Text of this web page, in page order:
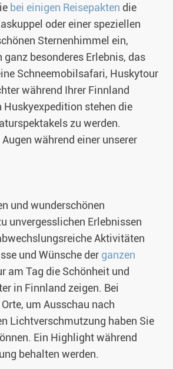
bei einigen Reisepakten die
oder einer speziellen
Sternenhimmel ein,
besonderes Erlebnis, das
Schneemobilsafari, Huskytour
während Ihrer Finnland
Huskyexpedition stehen die
zu werden.
während einer unserer
und wunderschönen
unvergesslichen Erlebnissen
Aktivitäten
und Wünsche der ganzen
am Tag die Schönheit und
in Finnland zeigen. Bei
um Ausschau nach
Lichtverschmutzung haben Sie
Ein Highlight während
behalten werden.